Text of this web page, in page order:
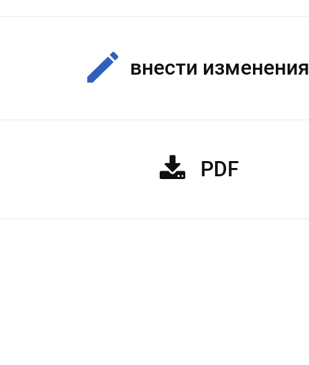
внести изменения
PDF